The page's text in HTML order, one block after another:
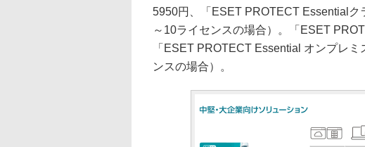
5950円、「ESET PROTECT Essential
～10ライセンスの場合）。「ESET
「ESET PROTECT Essential オンプレ
ンスの場合）。